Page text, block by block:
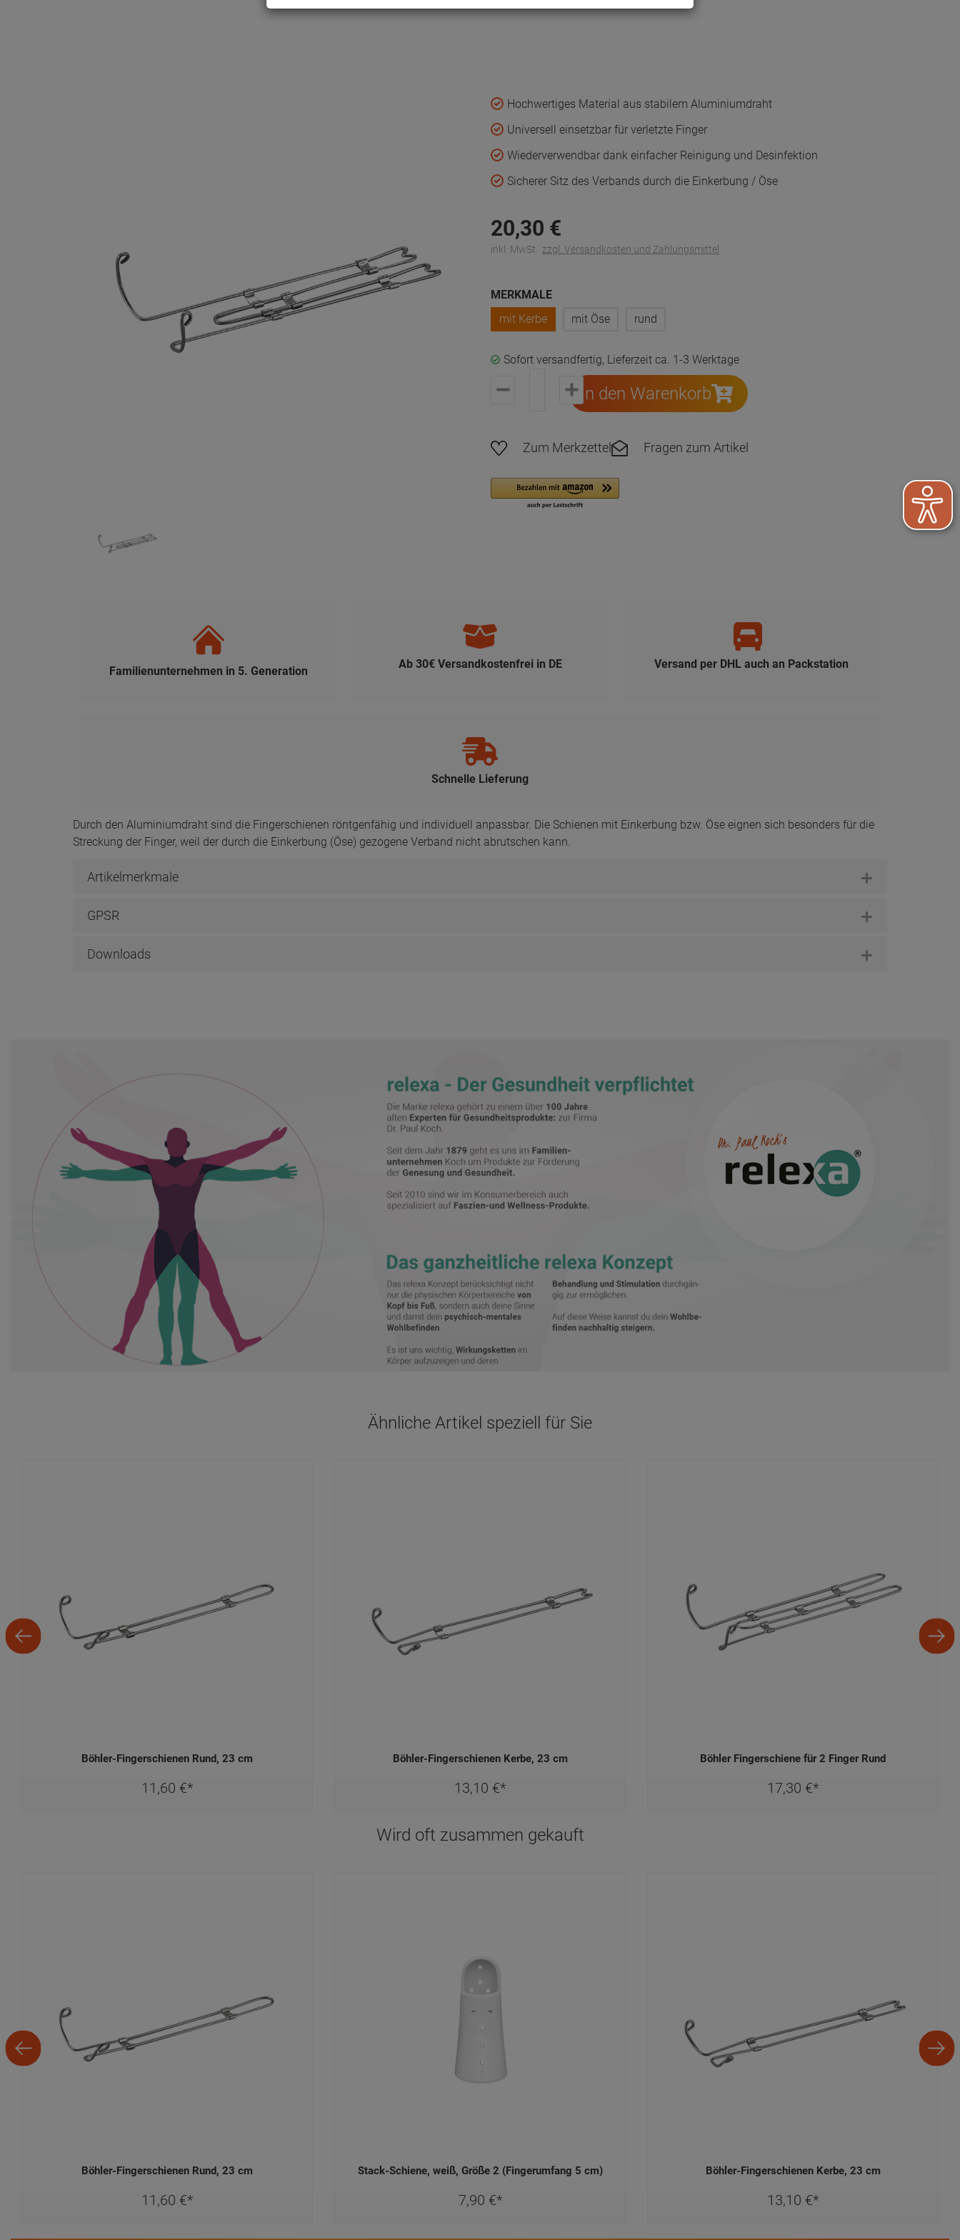
Hochwertiges Material aus stabilem Aluminiumdraht
Universell einsetzbar für verletzte Finger
Wiederverwendbar dank einfacher Reinigung und Desinfektion
Sicherer Sitz des Verbands durch die Einkerbung / Öse
20,30 €
inkl. MwSt. zzgl. Versandkosten und Zahlungsmittel
MERKMALE
mit Kerbe
mit Öse rund
Sofort versandfertig, Lieferzeit ca. 1-3 Werktage
In den Warenkorb
Zum Merkzettel Fragen zum Artikel
Familienunternehmen in 5. Generation
Ab 30€ Versandkostenfrei in DE Versand per DHL auch an Packstation
Schnelle Lieferung
Durch den Aluminiumdraht sind die Fingerschienen röntgenfähig und individuell anpassbar. Die Schienen mit Einkerbung bzw. Öse eignen sich besonders für die
Streckung der Finger, weil der durch die Einkerbung (Öse) gezogene Verband nicht abrutschen kann.
Artikelmerkmale
GPSR
Downloads
Ähnliche Artikel speziell für Sie
Böhler-Fingerschienen Rund, 23 cm
11,60 €*
Böhler-Fingerschienen Kerbe, 23 cm
13,10 €*
Böhler Fingerschiene für 2 Finger Rund
17,30 €*
Wird oft zusammen gekauft
Böhler-Fingerschienen Rund, 23 cm
11,60 €*
Stack-Schiene, weiß, Größe 2 (Fingerumfang 5 cm)
7,90 €*
Böhler-Fingerschienen Kerbe, 23 cm
13,10 €*